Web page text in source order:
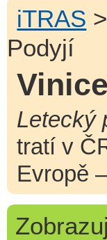
iTRAS >
Podyjí
Letecký
tratí v
Evropě